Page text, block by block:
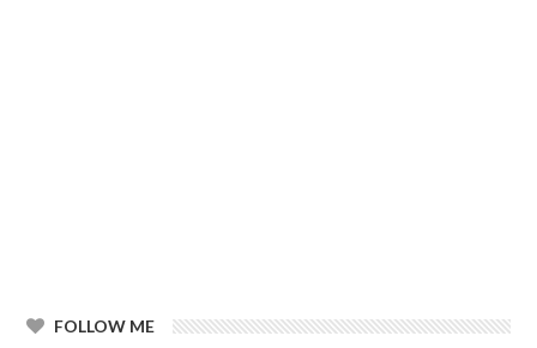
FOLLOW ME